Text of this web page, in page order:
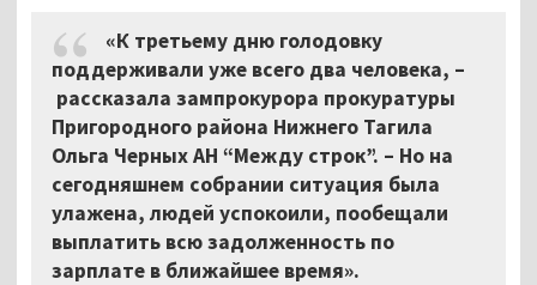
«К третьему дню голодовку
поддерживали уже всего два человека, –
рассказала зампрокурора прокуратуры
Пригородного района Нижнего Тагила
Ольга Черных АН “Между строк”. – Но на
сегодняшнем собрании ситуация была
улажена, людей успокоили, пообещали
выплатить всю задолженность по
зарплате в ближайшее время».